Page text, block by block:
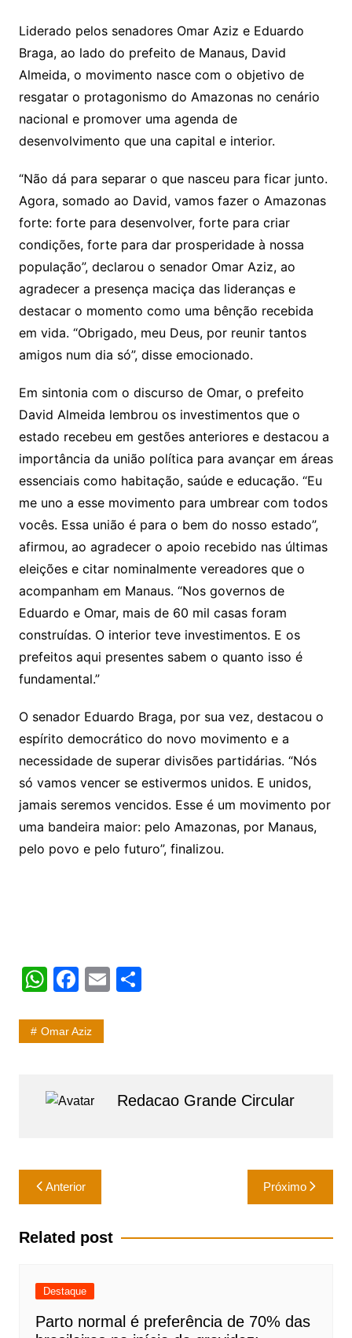
Liderado pelos senadores Omar Aziz e Eduardo
Braga, ao lado do prefeito de Manaus, David
Almeida, o movimento nasce com o objetivo de
resgatar o protagonismo do Amazonas no cenário
nacional e promover uma agenda de
desenvolvimento que una capital e interior.
“Não dá para separar o que nasceu para ficar junto.
Agora, somado ao David, vamos fazer o Amazonas
forte: forte para desenvolver, forte para criar
condições, forte para dar prosperidade à nossa
população”, declarou o senador Omar Aziz, ao
agradecer a presença maciça das lideranças e
destacar o momento como uma bênção recebida
em vida. “Obrigado, meu Deus, por reunir tantos
amigos num dia só”, disse emocionado.
Em sintonia com o discurso de Omar, o prefeito
David Almeida lembrou os investimentos que o
estado recebeu em gestões anteriores e destacou a
importância da união política para avançar em áreas
essenciais como habitação, saúde e educação. “Eu
me uno a esse movimento para umbrear com todos
vocês. Essa união é para o bem do nosso estado”,
afirmou, ao agradecer o apoio recebido nas últimas
eleições e citar nominalmente vereadores que o
acompanham em Manaus. “Nos governos de
Eduardo e Omar, mais de 60 mil casas foram
construídas. O interior teve investimentos. E os
prefeitos aqui presentes sabem o quanto isso é
fundamental.”
O senador Eduardo Braga, por sua vez, destacou o
espírito democrático do novo movimento e a
necessidade de superar divisões partidárias. “Nós
só vamos vencer se estivermos unidos. E unidos,
jamais seremos vencidos. Esse é um movimento por
uma bandeira maior: pelo Amazonas, por Manaus,
pelo povo e pelo futuro”, finalizou.
W
at
p
F
c
o
E S
Omar Aziz
Redacao Grande Circular
Navegação
de
Post
Anterior Próximo
Related post
Destaque
Parto normal é preferência de 70% das